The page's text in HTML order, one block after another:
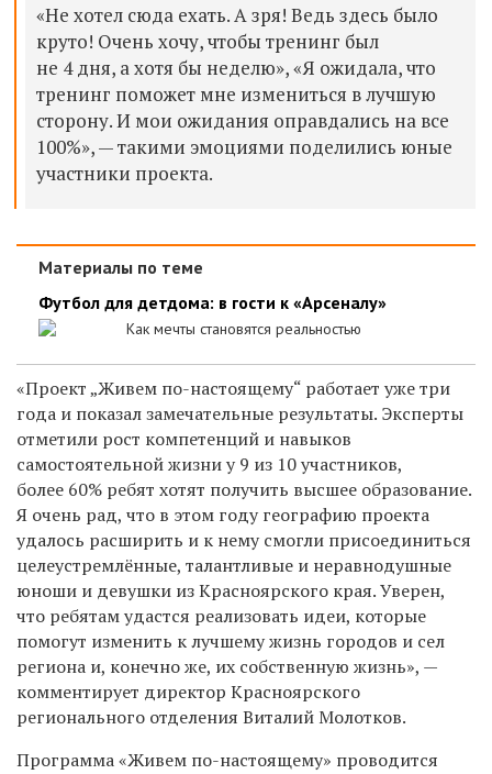
«Не хотел сюда ехать. А зря! Ведь здесь было
круто! Очень хочу, чтобы тренинг был
не 4 дня, а хотя бы неделю», «Я ожидала, что
тренинг поможет мне измениться в лучшую
сторону. И мои ожидания оправдались на все
100%», — такими эмоциями поделились юные
участники проекта.
Материалы по теме
Футбол для детдома: в гости к «Арсеналу»
Как мечты становятся реальностью
«Проект „Живем по-настоящему“ работает уже три
года и показал замечательные результаты. Эксперты
отметили рост компетенций и навыков
самостоятельной жизни у 9 из 10 участников,
более 60% ребят хотят получить высшее образование.
Я очень рад, что в этом году географию проекта
удалось расширить и к нему смогли присоединиться
целеустремлённые, талантливые и неравнодушные
юноши и девушки из Красноярского края. Уверен,
что ребятам удастся реализовать идеи, которые
помогут изменить к лучшему жизнь городов и сел
региона и, конечно же, их собственную жизнь», —
комментирует директор Красноярского
регионального отделения Виталий Молотков.
Программа «Живем по-настоящему» проводится